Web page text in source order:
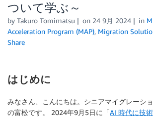
ついて学ぶ～
by Takuro Tomimatsu on 24 9月 2024 in
Acceleration Program (MAP), Migration
Share
はじめに
みなさん、こんにちは。シニアマイグレーシ
の富松です。 2024年9月5日に「AI 時代に技